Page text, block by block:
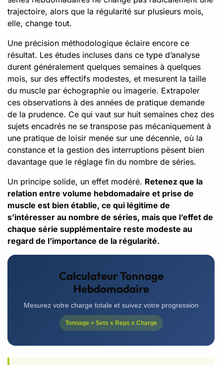
trajectoire, alors que la régularité sur plusieurs mois,
elle, change tout.
Une précision méthodologique éclaire encore ce
résultat. Les études incluses dans ce type d’analyse
durent généralement quelques semaines à quelques
mois, sur des effectifs modestes, et mesurent la taille
du muscle par échographie ou imagerie. Extrapoler
ces observations à des années de pratique demande
de la prudence. Ce qui vaut sur huit semaines chez des
sujets encadrés ne se transpose pas mécaniquement à
une pratique de loisir menée sur une décennie, où la
constance et la gestion des interruptions pèsent bien
davantage que le réglage fin du nombre de séries.
Un principe solide, un effet modéré. Retenez que la
relation entre volume hebdomadaire et prise de
muscle est bien établie, ce qui légitime de
s’intéresser au nombre de séries, mais que l’effet de
chaque série supplémentaire reste modeste au
regard de l’importance de la régularité.
Calculateur Tonnage
Hebdomadaire
Mesurez votre charge totale et suivez votre progression
Tonnage = Sets x Reps x Charge